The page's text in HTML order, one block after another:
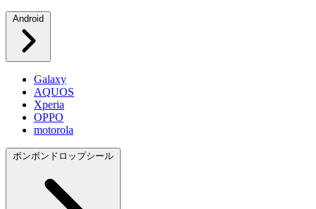
Android
Galaxy
AQUOS
Xperia
OPPO
motorola
ボンボンドロップシール